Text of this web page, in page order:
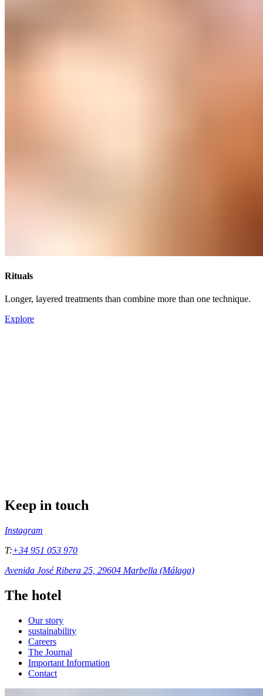
Rituals​​​​‌ ‍ ​‍​‍‌‍ ‌ ​‍‌‍‍‌‌‍‌ ‌‍‍‌‌‍ ‍​‍​‍​ ‍‍​‍​‍‌ ​ ‌‍​‌‌‍ ‍‌‍‍‌‌ ‌​‌ ‍‌​‍ ‍‌‍‍‌‌‍ ​‍​‍​‍ ​​‍​‍‌‍‍​‌ ​‍‌‍‌‌‌‍‌‍​‍​‍​ ‍‍​‍​‍‌‍‍​‌ ‌​‌ ‌​‌ ​​‌ ​ ​ ‍‍​‍ ​‍ ‌‍ ​​‍ ‌‌‍​‌‌‍ ‍‌‍‌​​‍ ‌‌ ​‍​‍ ‌‌‍‍​‌‍ ‌ ‌​‌‍‌‌‌‍ ​‌ ​ ​‍ ‌‌ ​ ‌ ‌​‌ ‌‌‌‍‌​‌‍‍‌‌‍ ​‍ ‍‌ ‌‍‌‍‌‌‌ ​‍‌‍​ ‌‍‌‌‌‍ ​​‍ ‍‌‍​‌‌ ​​‌ ​​​‍ ‌‍‍‌‌‍ ‍‌ ‌​‌‍‌‌‌‍ ‍‌ ‌​​‍ ‌‍‌‌‌‍‌​‌‍‍‌‌ ‌​​‍ ‌‍ ‌‌‍ ‌‍‌​‌‍‌‌​ ‌‌ ​​‌ ​‍‌‍‌‌‌ ​ ‌‍‌‌‌‍ ‍‌ ‌​‌‍​‌‌ ‌​‌‍‍‌‌‍ ‌‍ ‍​ ‍ ‌‍‍‌‌‍‌​​ ‌​ ​​​ ‌​​ ‌ ‌‍​‍​ ‌‍​ ​‍‌‍​‍​ ​‍​‍ ‌​ ​ ​ ​‍​ ‌‍​ ‌​​‍ ‌​ ‌​​ ​​​ ‍​‌‍‌​​‍ ‌‌‍​‍​ ‌ ‌‍​‍‌‍​ ​‍ ‌‌‍​ ​ ‌​‌‍​‌‌‍​‍‌‍‌‌​ ‌‌​ ‍‌​ ‌ ​ ‍‌​ ‍​‌‍‌‍​ ‍​​ ‍ ‌ ‌​‌ ‍‌‌ ​​‌‍‌‌​ ‌‌‍‍​‌‍ ‌ ‌​‌‍‌‌‌‍ ​‌‌​ ‌‍‍‌‌ ‌​‌‍‌‌‌‌​​‌‍​‌‌‍‌ ‌‍‌‌​ ‍ ‌ ​​‌‍​‌‌ ‌​‌‍‍​​ ‌‌ ​​‌‍​‌‌‍‌ ‌‍‌‌‌​​‍‌ ‌‌‌‍‍‌‌‍ ​‌‍‌​‌‍‌‌‌ ​‍​‍‌‌​ ‌‌‌​​‍‌‌ ‌‍‍ ‌‍‌‌‌ ‍‌​‍‌‌​ ​ ‌​‌​​‍‌‌​ ​ ‌​‌​​‍‌‌​ ​‍​ ​‍​ ‌‍​ ‌​‌‍‌​​ ​‍‌‍‌‍​ ‍​​ ​ ​ ‌‌‌‍‌‍‌‍‌‍‌‍‌‌​ ‌​​‍‌‌​ ​‍​ ​‍​‍‌‌​ ‌‌‌​‌​​‍ ‍‌‍​ ‌‍ ‌‍ ‍‌ ‌​‌‍‌‌‌‍ ‍‌ ‌​​‍‌‌​ ‌‌‌​​‍‌‌ ‌‍‍ ‌‍‌‌‌ ‍‌​‍‌‌​ ​ ‌​‌​​‍‌‌​ ​ ‌​‌​​‍‌‌​ ​‍​ ​‍​ ​ ‌‍​‍​ ​‍‌‍‌​​ ‌‍‌‍​‌​ ‍‌‌‍‌​​ ‍‌​ ‍‌‌‍​‍​ ​​​‍‌‌​ ​‍​ ​‍​‍‌‌​ ‌‌‌​‌​​‍ ‍‌ ‌​‌‍‍‌‌ ‌​‌‍ ​‌‍‌‌​ ‌‍​‍‌‍​‌‌ ​ ‌‍‌‌‌‌‌‌‌ ​‍‌‍ ​​ ‌‌‍‍​‌ ‌​‌ ‌​‌ ​​‌ ​ ​‍‌‌​ ​ ‌​​‌​‍‌‌​ ​‍‌​‌‍​‍‌‌​ ​‍‌​‌‍‌‍ ​​‍ ‌‌‍​‌‌‍ ‍‌‍‌​​‍ ‌‌ ​‍​‍ ‌‌‍‍​‌‍ ‌ ‌​‌‍‌‌‌‍ ​‌ ​ ​‍ ‌‌ ​ ‌ ‌​‌ ‌‌‌‍‌​‌‍‍‌‌‍ ​‍ ‍‌ ‌‍‌‍‌‌‌ ​‍‌‍​ ‌‍‌‌‌‍ ​​‍ ‍‌‍​‌‌ ​​‌ ​​​‍‌‍‌‍‍‌‌‍‌​​ ‌​ ​​​ ‌​​ ‌ ‌‍​‍​ ‌‍​ ​‍‌‍​‍​ ​‍​‍ ‌​ ​ ​ ​‍​ ‌‍​ ‌​​‍ ‌​ ‌​​ ​​​ ‍​‌‍‌​​‍ ‌‌‍​‍​ ‌ ‌‍​‍‌‍​ ​‍ ‌‌‍​ ​ ‌​‌‍​‌‌‍​‍‌‍‌‌​ ‌‌​ ‍‌​ ‌ ​ ‍‌​ ‍​‌‍‌‍​ ‍​​‍‌‍‌ ‌​‌ ‍‌‌ ​​‌‍‌‌​ ‌‌‍‍​‌‍ ‌ ‌​‌‍‌‌‌‍ ​‌‌​ ‌‍‍‌‌ ‌​‌‍‌‌‌‌​​‌‍​‌‌‍‌ ‌‍‌‌​‍‌‍‌ ​​‌‍​‌‌ ‌​‌‍‍​​ ‌‌ ​​‌‍​‌‌‍‌ ‌‍‌‌‌​​‍‌ ‌‌‌‍‍‌‌‍ ​‌‍‌​‌‍‌‌‌ ​‍​‍‌‌​ ‌‌‌​​‍‌‌ ‌‍‍ ‌‍‌‌‌ ‍‌​‍‌‌​ ​ ‌​‌​​‍‌‌​ ​ ‌​‌​​‍‌‌​ ​‍​ ​‍​ ‌‍​ ‌​‌‍‌​​ ​‍‌‍‌‍​ ‍​​ ​ ​ ‌‌‌‍‌‍‌‍‌‍‌‍‌‌​ ‌​​‍‌‌​ ​‍​ ​‍​‍‌‌​ ‌‌‌​‌​​‍ ‍‌‍​ ‌‍ ‌‍ ‍‌ ‌​‌‍‌‌‌‍ ‍‌ ‌​​‍‌‌​ ‌‌‌​​‍‌‌ ‌‍‍ ‌‍‌‌‌ ‍‌​‍‌‌​ ​ ‌​‌​​‍‌‌​ ​ ‌​‌​​‍‌‌​ ​‍​ ​‍​ ​ ‌‍​‍​ ​‍‌‍‌​​ ‌‍‌‍​‌​ ‍‌‌‍‌​​ ‍‌​ ‍‌‌‍​‍​ ​​​‍‌‌​ ​‍​ ​‍​‍‌‌​ ‌‌‌​‌​​‍ ‍‌ ‌​‌‍‍‌‌ ‌​‌‍ ​‌‍‌‌​‍‌‍‌ ​​‌‍‌‌‌ ​‍‌ ​ ‌ ​​‌‍‌‌‌‍​ ‌ ‌​‌‍‍‌‌ ‌‍‌‍‌‌​ ‌‌ ​​‌ ‌‌‌‍​‍‌‍ ​‌‍‍‌‌ ​ ‌‍‍​‌‍‌‌‌‍‌​​‍​‍‌ ‌
Longer, layered treatments than combine more than one technique.​​​​‌ ‍ ​‍​‍‌‍ ‌ ​‍‌‍‍‌‌‍‌ ‌‍‍‌‌‍ ‍​‍​‍​ ‍‍​‍​‍‌ ​ ‌‍​‌‌‍ ‍‌‍‍‌‌ ‌​‌ ‍‌​‍ ‍‌‍‍‌‌‍ ​‍​‍​‍ ​​‍​‍‌‍‍​‌ ​‍‌‍‌‌‌‍‌‍​‍​‍​ ‍‍​‍​‍‌‍‍​‌ ‌​‌ ‌​‌ ​​‌ ​ ​ ‍‍​‍ ​‍ ‌‍ ​​‍ ‌‌‍​‌‌‍ ‍‌‍‌​​‍ ‌‌ ​‍​‍ ‌‌‍‍​‌‍ ‌ ‌​‌‍‌‌‌‍ ​‌ ​ ​‍ ‌‌ ​ ‌ ‌​‌ ‌‌‌‍‌​‌‍‍‌‌‍ ​‍ ‍‌ ‌‍‌‍‌‌‌ ​‍‌‍​ ‌‍‌‌‌‍ ​​‍ ‍‌‍​‌‌ ​​‌ ​​​‍ ‌‍‍‌‌‍ ‍‌ ‌​‌‍‌‌‌‍ ‍‌ ‌​​‍ ‌‍‌‌‌‍‌​‌‍‍‌‌ ‌​​‍ ‌‍ ‌‌‍ ‌‍‌​‌‍‌‌​ ‌‌ ​​‌ ​‍‌‍‌‌‌ ​ ‌‍‌‌‌‍ ‍‌ ‌​‌‍​‌‌ ‌​‌‍‍‌‌‍ ‌‍ ‍​ ‍ ‌‍‍‌‌‍‌​​ ‌​ ​​​ ‌​​ ‌ ‌‍​‍​ ‌‍​ ​‍‌‍​‍​ ​‍​‍ ‌​ ​ ​ ​‍​ ‌‍​ ‌​​‍ ‌​ ‌​​ ​​​ ‍​‌‍‌​​‍ ‌‌‍​‍​ ‌ ‌‍​‍‌‍​ ​‍ ‌‌‍​ ​ ‌​‌‍​‌‌‍​‍‌‍‌‌​ ‌‌​ ‍‌​ ‌ ​ ‍‌​ ‍​‌‍‌‍​ ‍​​ ‍ ‌ ‌​‌ ‍‌‌ ​​‌‍‌‌​ ‌‌‍‍​‌‍ ‌ ‌​‌‍‌‌‌‍ ​‌‌​ ‌‍‍‌‌ ‌​‌‍‌‌‌‌​​‌‍​‌‌‍‌ ‌‍‌‌​ ‍ ‌ ​​‌‍​‌‌ ‌​‌‍‍​​ ‌‌ ​​‌‍​‌‌‍‌ ‌‍‌‌‌​​‍‌ ‌‌‌‍‍‌‌‍ ​‌‍‌​‌‍‌‌‌ ​‍​‍‌‌​ ‌‌‌​​‍‌‌ ‌‍‍ ‌‍‌‌‌ ‍‌​‍‌‌​ ​ ‌​‌​​‍‌‌​ ​ ‌​‌​​‍‌‌​ ​‍​ ​‍​ ‌‍​ ‌​‌‍‌​​ ​‍‌‍‌‍​ ‍​​ ​ ​ ‌‌‌‍‌‍‌‍‌‍‌‍‌‌​ ‌​​‍‌‌​ ​‍​ ​‍​‍‌‌​ ‌‌‌​‌​​‍ ‍‌‍​ ‌‍ ‌‍ ‍‌ ‌​‌‍‌‌‌‍ ‍‌ ‌​​‍‌‌​ ‌‌‌​​‍‌‌ ‌‍‍ ‌‍‌‌‌ ‍‌​‍‌‌​ ​ ‌​‌​​‍‌‌​ ​ ‌​‌​​‍‌‌​ ​‍​ ​‍​ ​ ‌‍​‍​ ​‍‌‍‌​​ ‌‍‌‍​‌​ ‍‌‌‍‌​​ ‍‌​ ‍‌‌‍​‍​ ​​​‍‌‌​ ​‍​ ​‍​‍‌‌​ ‌‌‌​‌​​‍ ‍‌‍‌‌‌ ‍​‌‍​ ‌‍‌‌‌ ​‍‌ ​​‌ ‌​​ ‌‍​‍‌‍​‌‌ ​ ‌‍‌‌‌‌‌‌‌ ​‍‌‍ ​​ ‌‌‍‍​‌ ‌​‌ ‌​‌ ​​‌ ​ ​‍‌‌​ ​ ‌​​‌​‍‌‌​ ​‍‌​‌‍​‍‌‌​ ​‍‌​‌‍‌‍ ​​‍ ‌‌‍​‌‌‍ ‍‌‍‌​​‍ ‌‌ ​‍​‍ ‌‌‍‍​‌‍ ‌ ‌​‌‍‌‌‌‍ ​‌ ​ ​‍ ‌‌ ​ ‌ ‌​‌ ‌‌‌‍‌​‌‍‍‌‌‍ ​‍ ‍‌ ‌‍‌‍‌‌‌ ​‍‌‍​ ‌‍‌‌‌‍ ​​‍ ‍‌‍​‌‌ ​​‌ ​​​‍‌‍‌‍‍‌‌‍‌​​ ‌​ ​​​ ‌​​ ‌ ‌‍​‍​ ‌‍​ ​‍‌‍​‍​ ​‍​‍ ‌​ ​ ​ ​‍​ ‌‍​ ‌​​‍ ‌​ ‌​​ ​​​ ‍​‌‍‌​​‍ ‌‌‍​‍​ ‌ ‌‍​‍‌‍​ ​‍ ‌‌‍​ ​ ‌​‌‍​‌‌‍​‍‌‍‌‌​ ‌‌​ ‍‌​ ‌ ​ ‍‌​ ‍​‌‍‌‍​ ‍​​‍‌‍‌ ‌​‌ ‍‌‌ ​​‌‍‌‌​ ‌‌‍‍​‌‍ ‌ ‌​‌‍‌‌‌‍ ​‌‌​ ‌‍‍‌‌ ‌​‌‍‌‌‌‌​​‌‍​‌‌‍‌ ‌‍‌‌​‍‌‍‌ ​​‌‍​‌‌ ‌​‌‍‍​​ ‌‌ ​​‌‍​‌‌‍‌ ‌‍‌‌‌​​‍‌ ‌‌‌‍‍‌‌‍ ​‌‍‌​‌‍‌‌‌ ​‍​‍‌‌​ ‌‌‌​​‍‌‌ ‌‍‍ ‌‍‌‌‌ ‍‌​‍‌‌​ ​ ‌​‌​​‍‌‌​ ​ ‌​‌​​‍‌‌​ ​‍​ ​‍​ ‌‍​ ‌​‌‍‌​​ ​‍‌‍‌‍​ ‍​​ ​ ​ ‌‌‌‍‌‍‌‍‌‍‌‍‌‌​ ‌​​‍‌‌​ ​‍​ ​‍​‍‌‌​ ‌‌‌​‌​​‍ ‍‌‍​ ‌‍ ‌‍ ‍‌ ‌​‌‍‌‌‌‍ ‍‌ ‌​​‍‌‌​ ‌‌‌​​‍‌‌ ‌‍‍ ‌‍‌‌‌ ‍‌​‍‌‌​ ​ ‌​‌​​‍‌‌​ ​ ‌​‌​​‍‌‌​ ​‍​ ​‍​ ​ ‌‍​‍​ ​‍‌‍‌​​ ‌‍‌‍​‌​ ‍‌‌‍‌​​ ‍‌​ ‍‌‌‍​‍​ ​​​‍‌‌​ ​‍​ ​‍​‍‌‌​ ‌‌‌​‌​​‍ ‍‌‍‌‌‌ ‍​‌‍​ ‌‍‌‌‌ ​‍‌ ​​‌ ‌​​‍‌‍‌ ​​‌‍‌‌‌ ​‍‌ ​ ‌ ​​‌‍‌‌‌‍​ ‌ ‌​‌‍‍‌‌ ‌‍‌‍‌‌​ ‌‌ ​​‌ ‌‌‌‍​‍‌‍ ​‌‍‍‌‌ ​ ‌‍‍​‌‍‌‌‌‍‌​​‍​‍‌ ‌
Explore​​​​‌ ‍ ​‍​‍‌‍ ‌ ​‍‌‍‍‌‌‍‌ ‌‍‍‌‌‍ ‍​‍​‍​ ‍‍​‍​‍‌ ​ ‌‍​‌‌‍ ‍‌‍‍‌‌ ‌​‌ ‍‌​‍ ‍‌‍‍‌‌‍ ​‍​‍​‍ ​​‍​‍‌‍‍​‌ ​‍‌‍‌‌‌‍‌‍​‍​‍​ ‍‍​‍​‍‌‍‍​‌ ‌​‌ ‌​‌ ​​‌ ​ ​ ‍‍​‍ ​‍ ‌‍ ​​‍ ‌‌‍​‌‌‍ ‍‌‍‌​​‍ ‌‌ ​‍​‍ ‌‌‍‍​‌‍ ‌ ‌​‌‍‌‌‌‍ ​‌ ​ ​‍ ‌‌ ​ ‌ ‌​‌ ‌‌‌‍‌​‌‍‍‌‌‍ ​‍ ‍‌ ‌‍‌‍‌‌‌ ​‍‌‍​ ‌‍‌‌‌‍ ​​‍ ‍‌‍​‌‌ ​​‌ ​​​‍ ‌‍‍‌‌‍ ‍‌ ‌​‌‍‌‌‌‍ ‍‌ ‌​​‍ ‌‍‌‌‌‍‌​‌‍‍‌‌ ‌​​‍ ‌‍ ‌‌‍ ‌‍‌​‌‍‌‌​ ‌‌ ​​‌ ​‍‌‍‌‌‌ ​ ‌‍‌‌‌‍ ‍‌ ‌​‌‍​‌‌ ‌​‌‍‍‌‌‍ ‌‍ ‍​ ‍ ‌‍‍‌‌‍‌​​ ‌​ ​​​ ‌​​ ‌ ‌‍​‍​ ‌‍​ ​‍‌‍​‍​ ​‍​‍ ‌​ ​ ​ ​‍​ ‌‍​ ‌​​‍ ‌​ ‌​​ ​​​ ‍​‌‍‌​​‍ ‌‌‍​‍​ ‌ ‌‍​‍‌‍​ ​‍ ‌‌‍​ ​ ‌​‌‍​‌‌‍​‍‌‍‌‌​ ‌‌​ ‍‌​ ‌ ​ ‍‌​ ‍​‌‍‌‍​ ‍​​ ‍ ‌ ‌​‌ ‍‌‌ ​​‌‍‌‌​ ‌‌‍‍​‌‍ ‌ ‌​‌‍‌‌‌‍ ​‌‌​ ‌‍‍‌‌ ‌​‌‍‌‌‌‌​​‌‍​‌‌‍‌ ‌‍‌‌​ ‍ ‌ ​​‌‍​‌‌ ‌​‌‍‍​​ ‌‌ ​​‌‍​‌‌‍‌ ‌‍‌‌‌​​‍‌ ‌‌‌‍‍‌‌‍ ​‌‍‌​‌‍‌‌‌ ​‍​‍‌‌​ ‌‌‌​​‍‌‌ ‌‍‍ ‌‍‌‌‌ ‍‌​‍‌‌​ ​ ‌​‌​​‍‌‌​ ​ ‌​‌​​‍‌‌​ ​‍​ ​‍​ ‌‍​ ‌​‌‍‌​​ ​‍‌‍‌‍​ ‍​​ ​ ​ ‌‌‌‍‌‍‌‍‌‍‌‍‌‌​ ‌​​‍‌‌​ ​‍​ ​‍​‍‌‌​ ‌‌‌​‌​​‍ ‍‌‍​ ‌‍ ‌‍ ‍‌ ‌​‌‍‌‌‌‍ ‍‌ ‌​​‍‌‌​ ‌‌‌​​‍‌‌ ‌‍‍ ‌‍‌‌‌ ‍‌​‍‌‌​ ​ ‌​‌​​‍‌‌​ ​ ‌​‌​​‍‌‌​ ​‍​ ​‍​ ​ ‌‍​‍​ ​‍‌‍‌​​ ‌‍‌‍​‌​ ‍‌‌‍‌​​ ‍‌​ ‍‌‌‍​‍​ ​​​‍‌‌​ ​‍​ ​‍​‍‌‌​ ‌‌‌​‌​​‍ ‍‌ ​​‌ ​‍‌‍‍‌‌‍ ‌‌‍​‌‌ ​‍‌ ‍‌‌​​ ‌ ‌​‌‍​‌​‍ ‍‌‍ ​‌‍​‌‌‍​‍‌‍‌‌‌‍ ​​ ‌‍​‍‌‍​‌‌ ​ ‌‍‌‌‌‌‌‌‌ ​‍‌‍ ​​ ‌‌‍‍​‌ ‌​‌ ‌​‌ ​​‌ ​ ​‍‌‌​ ​ ‌​​‌​‍‌‌​ ​‍‌​‌‍​‍‌‌​ ​‍‌​‌‍‌‍ ​​‍ ‌‌‍​‌‌‍ ‍‌‍‌​​‍ ‌‌ ​‍​‍ ‌‌‍‍​‌‍ ‌ ‌​‌‍‌‌‌‍ ​‌ ​ ​‍ ‌‌ ​ ‌ ‌​‌ ‌‌‌‍‌​‌‍‍‌‌‍ ​‍ ‍‌ ‌‍‌‍‌‌‌ ​‍‌‍​ ‌‍‌‌‌‍ ​​‍ ‍‌‍​‌‌ ​​‌ ​​​‍‌‍‌‍‍‌‌‍‌​​ ‌​ ​​​ ‌​​ ‌ ‌‍​‍​ ‌‍​ ​‍‌‍​‍​ ​‍​‍ ‌​ ​ ​ ​‍​ ‌‍​ ‌​​‍ ‌​ ‌​​ ​​​ ‍​‌‍‌​​‍ ‌‌‍​‍​ ‌ ‌‍​‍‌‍​ ​‍ ‌‌‍​ ​ ‌​‌‍​‌‌‍​‍‌‍‌‌​ ‌‌​ ‍‌​ ‌ ​ ‍‌​ ‍​‌‍‌‍​ ‍​​‍‌‍‌ ‌​‌ ‍‌‌ ​​‌‍‌‌​ ‌‌‍‍​‌‍ ‌ ‌​‌‍‌‌‌‍ ​‌‌​ ‌‍‍‌‌ ‌​‌‍‌‌‌‌​​‌‍​‌‌‍‌ ‌‍‌‌​‍‌‍‌ ​​‌‍​‌‌ ‌​‌‍‍​​ ‌‌ ​​‌‍​‌‌‍‌ ‌‍‌‌‌​​‍‌ ‌‌‌‍‍‌‌‍ ​‌‍‌​‌‍‌‌‌ ​‍​‍‌‌​ ‌‌‌​​‍‌‌ ‌‍‍ ‌‍‌‌‌ ‍‌​‍‌‌​ ​ ‌​‌​​‍‌‌​ ​ ‌​‌​​‍‌‌​ ​‍​ ​‍​ ‌‍​ ‌​‌‍‌​​ ​‍‌‍‌‍​ ‍​​ ​ ​ ‌‌‌‍‌‍‌‍‌‍‌‍‌‌​ ‌​​‍‌‌​ ​‍​ ​‍​‍‌‌​ ‌‌‌​‌​​‍ ‍‌‍​ ‌‍ ‌‍ ‍‌ ‌​‌‍‌‌‌‍ ‍‌ ‌​​‍‌‌​ ‌‌‌​​‍‌‌ ‌‍‍ ‌‍‌‌‌ ‍‌​‍‌‌​ ​ ‌​‌​​‍‌‌​ ​ ‌​‌​​‍‌‌​ ​‍​ ​‍​ ​ ‌‍​‍​ ​‍‌‍‌​​ ‌‍‌‍​‌​ ‍‌‌‍‌​​ ‍‌​ ‍‌‌‍​‍​ ​​​‍‌‌​ ​‍​ ​‍​‍‌‌​ ‌‌‌​‌​​‍ ‍‌ ​​‌ ​‍‌‍‍‌‌‍ ‌‌‍​‌‌ ​‍‌ ‍‌‌​​ ‌ ‌​‌‍​‌​‍ ‍‌‍ ​‌‍​‌‌‍​‍‌‍‌‌‌‍ ​​‍‌‍‌ ​​‌‍‌‌‌ ​‍‌ ​ ‌ ​​‌‍‌‌‌‍​ ‌ ‌​‌‍‍‌‌ ‌‍‌‍‌‌​ ‌‌ ​​‌ ‌‌‌‍​‍‌‍ ​‌‍‍‌‌ ​ ‌‍‍​‌‍‌‌‌‍‌​​‍​‍‌ ‌
Keep in touch
Instagram
T:+34 951 053 970
Avenida José Ribera 25, 29604 Marbella (Málaga)
The hotel
Our story
sustainability
Careers
The Journal
Important Information
Contact